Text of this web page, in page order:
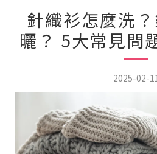
針織衫怎麼洗
曬？ 5大常見問
2025-02-